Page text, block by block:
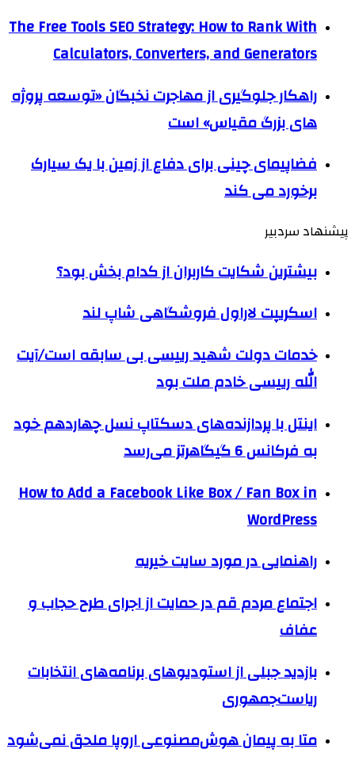
The Free Tools SEO Strategy: How to Rank With
Calculators, Converters, and Generators
راهکار جلوگیری از مهاجرت نخبگان «توسعه پروژه
های بزرگ مقیاس» است
فضاپیمای چینی برای دفاع از زمین با یک سیارک
برخورد می کند
پیشنهاد سردبیر
بیشترین شکایت کاربران از کدام بخش‌ بود؟
اسکریپت لاراول فروشگاهی شاپ لند
خدمات دولت شهید رییسی بی سابقه است/آیت
الله رییسی خادم ملت بود
اینتل با پردازنده‌های دسکتاپ نسل چهاردهم خود
به فرکانس 6 گیگاهرتز می‌رسد
How to Add a Facebook Like Box / Fan Box in
WordPress
راهنمایی در مورد سایت خیریه
اجتماع مردم قم در حمایت از اجرای طرح حجاب و
عفاف
بازدید جبلی از استودیوهای برنامه‌های انتخابات
ریاست‌جمهوری
متا به پیمان هوش‌مصنوعی اروپا ملحق نمی‌شود